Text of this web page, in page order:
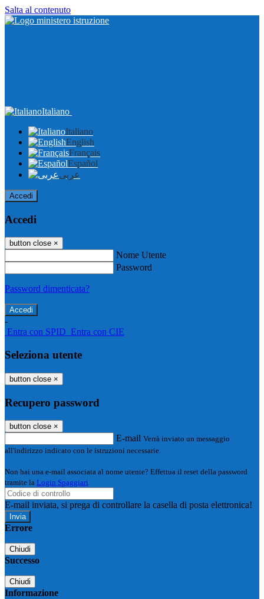
Salta al contenuto
Italiano
Italiano
English
Français
Español
عربى
Accedi
Accedi
button close ×
Nome Utente
Password
Password dimenticata?
-
Entra con SPID Entra con CIE
Seleziona utente
button close ×
Recupero password
button close ×
E-mail Verrà inviato un messaggio
all'indirizzo indicato con le istruzioni necessarie.
Non hai una e-mail associata al nome utente? Effettua il reset della password
tramite la Login Spaggiari
E-mail inviata, si prega di controllare la casella di posta elettronica!
Errore
Chiudi
Successo
Chiudi
Informazione